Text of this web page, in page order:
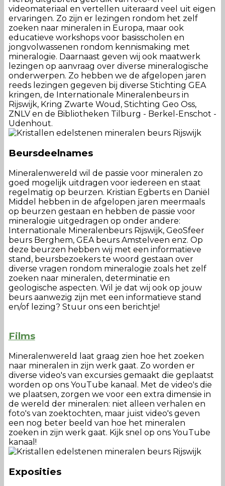
videomateriaal en vertellen uiteraard veel uit eigen
ervaringen. Zo zijn er lezingen rondom het zelf
zoeken naar mineralen in Europa, maar ook
educatieve workshops voor basisscholen en
jongvolwassenen rondom kennismaking met
mineralogie. Daarnaast geven wij ook maatwerk
lezingen op aanvraag over diverse mineralogische
onderwerpen. Zo hebben we de afgelopen jaren
reeds lezingen gegeven bij diverse Stichting GEA
kringen, de Internationale Mineralenbeurs in
Rijswijk, Kring Zwarte Woud, Stichting Geo Oss,
ZNLV en de Bibliotheken Tilburg - Berkel-Enschot -
Udenhout.
Beursdeelnames
Mineralenwereld wil de passie voor mineralen zo
goed mogelijk uitdragen voor iedereen en staat
regelmatig op beurzen. Kristian Egberts en Daniël
Middel hebben in de afgelopen jaren meermaals
op beurzen gestaan en hebben de passie voor
mineralogie uitgedragen op onder andere:
Internationale Mineralenbeurs Rijswijk, GeoSfeer
beurs Berghem, GEA beurs Amstelveen enz. Op
deze beurzen hebben wij met een informatieve
stand, beursbezoekers te woord gestaan over
diverse vragen rondom mineralogie zoals het zelf
zoeken naar mineralen, determinatie en
geologische aspecten. Wil je dat wij ook op jouw
beurs aanwezig zijn met een informatieve stand
en/of lezing? Stuur ons een berichtje!
Films
Mineralenwereld laat graag zien hoe het zoeken
naar mineralen in zijn werk gaat. Zo worden er
diverse video's van excursies gemaakt die geplaatst
worden op ons YouTube kanaal. Met de video's die
we plaatsen, zorgen we voor een extra dimensie in
de wereld der mineralen: niet alleen verhalen en
foto's van zoektochten, maar juist video's geven
een nog beter beeld van hoe het mineralen
zoeken in zijn werk gaat. Kijk snel op ons YouTube
kanaal!
Exposities